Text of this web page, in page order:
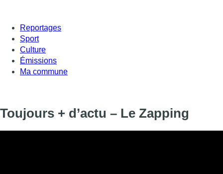
Reportages
Sport
Culture
Émissions
Ma commune
Toujours + d’actu – Le Zapping